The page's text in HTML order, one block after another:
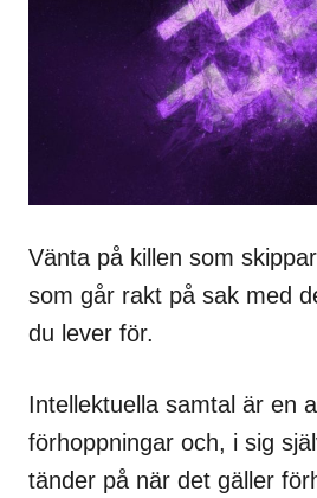
Vänta på killen som
som går rakt på sak med
du lever för.
Intellektuella samtal är en
förhoppningar och, i sig
tänder på när det gäller